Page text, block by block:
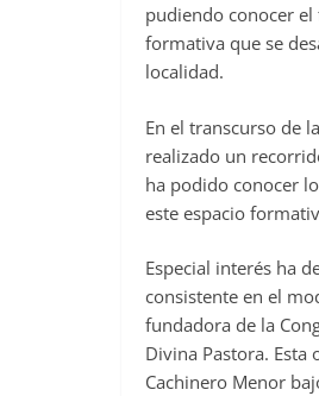
pudiendo conocer
formativa que se
localidad.
En el transcurso de
realizado un
ha podido conocer
este espacio
Especial interés ha
consistente en el
fundadora de la
Divina Pastora. Esta
Cachinero Menor